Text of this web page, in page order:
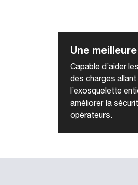
Une
Capable d’aider
des charges allant
l’exosquelette
améliorer la
opérateurs.